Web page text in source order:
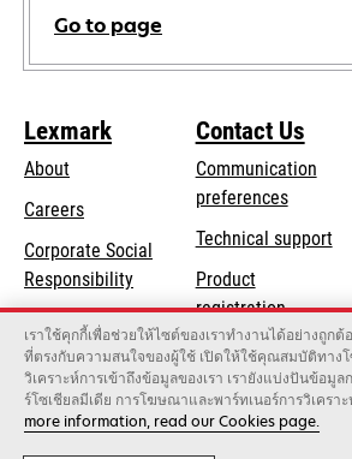
Go to page
Lexmark
About
Careers
Corporate Social
Responsibilityopens
in
a
new
tab
Sustainability
Lexmark Partners
Contact Us
Communication
preferences
Technical support
new
Product
registration
Find a dealer
Lexmark International, Inc., a
©2026 All rights reserved.
เราใช้คุกกี้เพื่อช่วยให้ไซต์ของเราทำงานได้อย่างถูก
ที่ตรงกับความสนใจของผู้ใช้ เปิดให้ใช้คุณสมบัติทางโ
วิเคราะห์การเข้าถึงข้อมูลของเรา เรายังแบ่งปันข้อมู
ร์โซเชียลมีเดีย การโฆษณาและพาร์ทเนอร์การวิเครา
more information, read our Cookies page.